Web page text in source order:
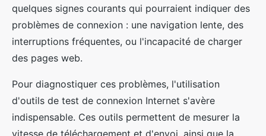
quelques signes courants qui pourraient indiquer des
problèmes de connexion : une navigation lente, des
interruptions fréquentes, ou l'incapacité de charger
des pages web.
Pour diagnostiquer ces problèmes, l'utilisation
d'outils de test de connexion Internet s'avère
indispensable. Ces outils permettent de mesurer la
vitesse de téléchargement et d'envoi, ainsi que la